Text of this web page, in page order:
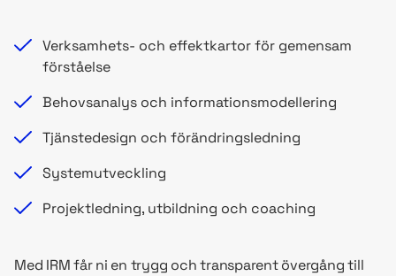
Verksamhets- och effektkartor för gemensam
förståelse
Behovsanalys och informationsmodellering
Tjänstedesign och förändringsledning
Systemutveckling
Projektledning, utbildning och coaching
Med IRM får ni en trygg och transparent övergång till